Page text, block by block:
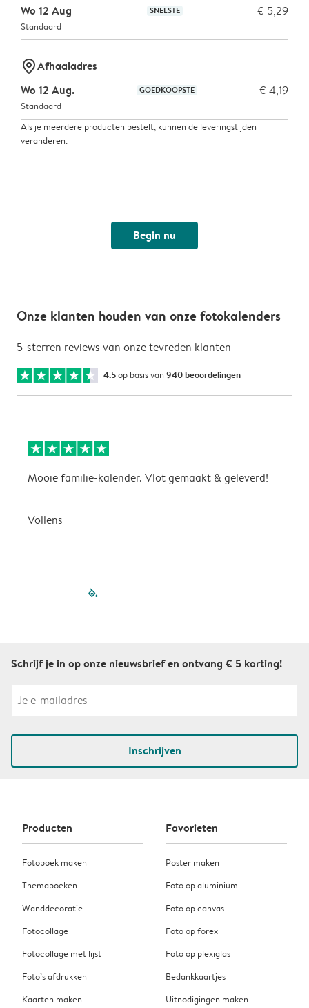
Wo 12 Aug SNELSTE € 5,29
Standaard
marker-pinAfhaaladres
Wo 12 Aug.
GOEDKOOPSTE € 4,19
Standaard
Als je meerdere producten bestelt, kunnen de leveringstijden
veranderen.
Begin nu
Onze klanten houden van onze fotokalenders
5-sterren reviews van onze tevreden klanten
4.5op basis van 940 beoordelingen
Mooie familie-kalender. Vlot gemaakt & geleverd!
Vollens
filled-pagination
Schrijf je in op onze nieuwsbrief en ontvang € 5 korting!
Inschrijven
Producten
Fotoboek maken
Themaboeken
Wanddecoratie
Fotocollage
Fotocollage met lijst
Foto’s afdrukken
Kaarten maken
Favorieten
Poster maken
Foto op aluminium
Foto op canvas
Foto op forex
Foto op plexiglas
Bedankkaartjes
Uitnodigingen maken